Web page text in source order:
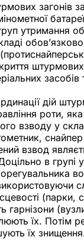
загонів
утримання
засобів
дій
роти,
взводу у
взвод
в групі
(парки,
гарнізони
їх. Потім
їх